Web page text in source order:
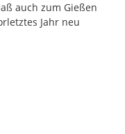
auch zum Gießen
Jahr neu